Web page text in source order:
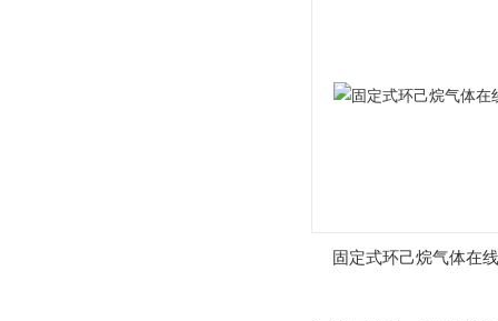
固定式环己烷气体在